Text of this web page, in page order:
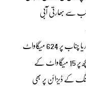
سے بھارتی آبی
اس حوالے سے مہر علی شاہ نے بتایا کہ پاکستان کو دریا چناب پر 624 میگاواٹ
کیرو ہائیڈرو پاور پراجیکٹ اور مقبوضہ کشمیر میں دریا پونچھ پر 15 میگاواٹ کے
نیموں چلنگ کے ڈیزائن پر بھی